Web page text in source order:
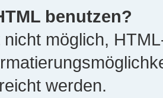
benutzen?
nicht möglich,
werden.